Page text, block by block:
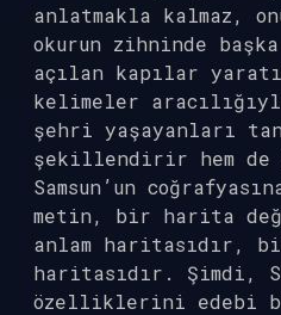
anlatmakla kalmaz,
okurun zihninde
açılan kapılar
kelimeler
şehri yaşayanları
şekillendirir hem de
Samsun’un
metin, bir harita
anlam haritasıdır,
haritasıdır. Şimdi,
özelliklerini edebi